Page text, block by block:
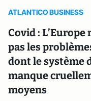
ATLANTICO BUSINESS
Covid :
pas les
dont le système
manque
moyens